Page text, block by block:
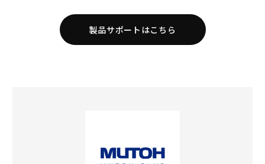
製品サポートはこちら